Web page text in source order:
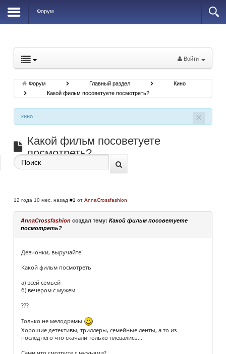
Форум
Войти
Форум Главный раздел
Кино
Какой фильм посоветуете посмотреть?
×
кино
Какой фильм посоветуете
посмотреть?
12 года 10 мес. назад #1 от AnnaCrossfashion
AnnaCrossfashion создал тему: Какой фильм посоветуете
посмотреть?
Девчонки, выручайте!
Какой фильм посмотреть
а) всей семьей
б) вечером с мужем
???
Только не мелодрамы
Хорошие детективы, триллеры, семейные ленты, а то из
последнего что скачали только плевались...